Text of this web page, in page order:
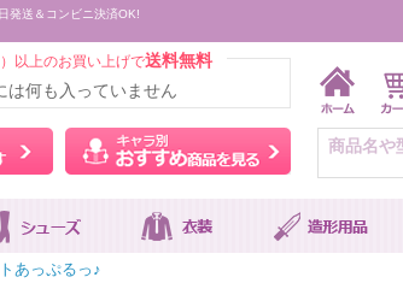
発送＆コンビニ決済OK!
以上のお買い上げで送料無料
は何も入っていません
ウィッグをカラーから探す キャラ別お
あっぷるっ♪